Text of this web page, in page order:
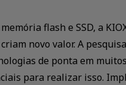
flash e SSD, a
novo valor. A
de ponta em
para realizar isso.